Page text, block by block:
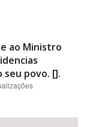
ao Ministro
povo. [].